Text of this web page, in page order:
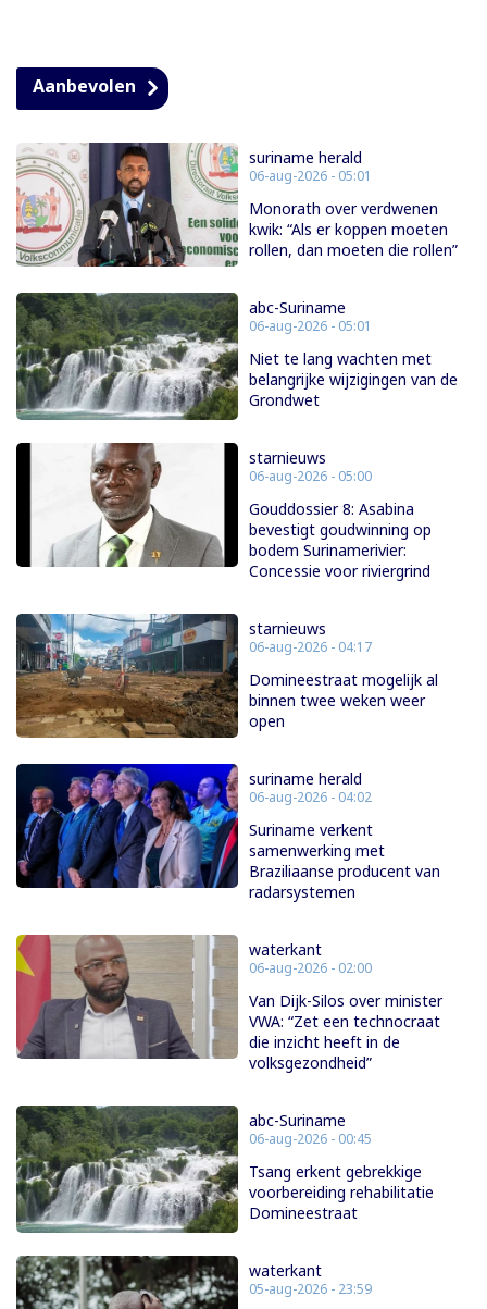
Aanbevolen
suriname herald
06-aug-2026 - 05:01
Monorath over verdwenen
kwik: “Als er koppen moeten
rollen, dan moeten die rollen”
abc-Suriname
06-aug-2026 - 05:01
Niet te lang wachten met
belangrijke wijzigingen van de
Grondwet
starnieuws
06-aug-2026 - 05:00
Gouddossier 8: Asabina
bevestigt goudwinning op
bodem Surinamerivier:
Concessie voor riviergrind
starnieuws
06-aug-2026 - 04:17
Domineestraat mogelijk al
binnen twee weken weer
open
suriname herald
06-aug-2026 - 04:02
Suriname verkent
samenwerking met
Braziliaanse producent van
radarsystemen
waterkant
06-aug-2026 - 02:00
Van Dijk-Silos over minister
VWA: “Zet een technocraat
die inzicht heeft in de
volksgezondheid”
abc-Suriname
06-aug-2026 - 00:45
Tsang erkent gebrekkige
voorbereiding rehabilitatie
Domineestraat
waterkant
05-aug-2026 - 23:59